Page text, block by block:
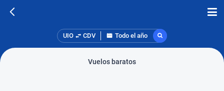
UIO CDV Todo el año
Vuelos baratos